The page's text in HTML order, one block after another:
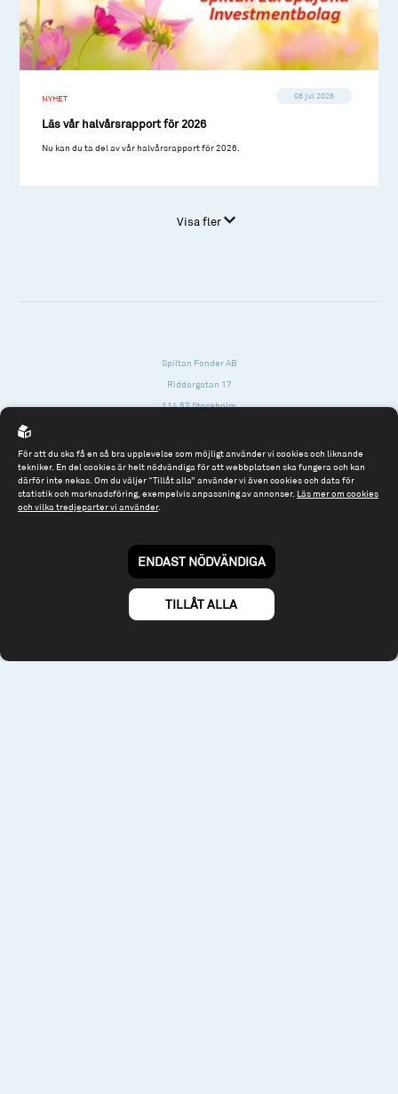
NYHET 08 jul 2026
Läs vår halvårsrapport för 2026
Nu kan du ta del av vår halvårsrapport för 2026.
Visa fler
Spiltan Fonder AB
Riddargatan 17
114 57 Stockholm
Tel: 08 - 545 813 40
Till spiltan.se
© 2026 - Spiltan Fonder AB
By Sphinxly
För att du ska få en så bra upplevelse som möjligt använder vi cookies och liknande
tekniker. En del cookies är helt nödvändiga för att webbplatsen ska fungera och kan
därför inte nekas. Om du väljer “Tillåt alla” använder vi även cookies och data för
statistik och marknadsföring, exempelvis anpassning av annonser. Läs mer om cookies
och vilka tredjeparter vi använder.
ENDAST NÖDVÄNDIGA
TILLÅT ALLA